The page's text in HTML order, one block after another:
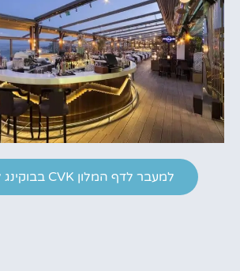
למעבר לדף המלון CVK בבוקינג לחצו כאן